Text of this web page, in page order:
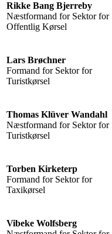
Rikke Bang Bjerreby
Næstformand for Sektor for
Offentlig Kørsel
Lars Brøchner
Formand for Sektor for
Turistkørsel
Thomas Klüver Wandahl
Næstformand for Sektor for
Turistkørsel
Torben Kirketerp
Formand for Sektor for
Taxikørsel
Vibeke Wolfsberg